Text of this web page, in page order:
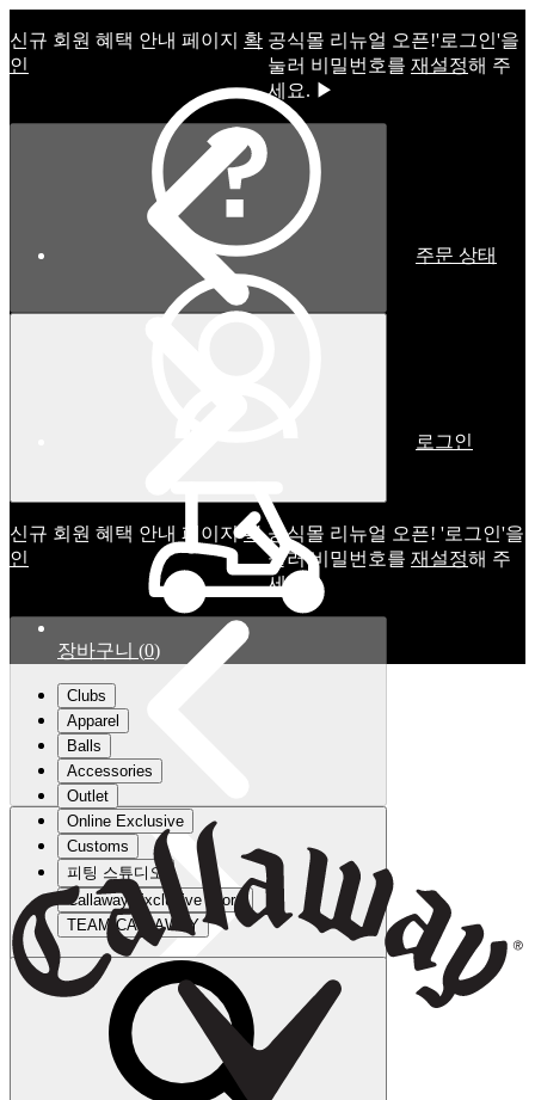
신규 회원 혜택 안내 페이지 확
인
공식몰 리뉴얼 오픈!ㅤ'로그인'을
눌러 비밀번호를 재설정해 주
세요. ▶
신규 회원 혜택 안내 페이지확
인
공식몰 리뉴얼 오픈! '로그인'을
눌러 비밀번호를 재설정해 주
세요.
주문 상태
로그인
장바구니 (0)
Clubs
Apparel
Balls
Accessories
Outlet
Online Exclusive
Customs
피팅 스튜디오
Callaway Exclusive Store
TEAM CALLAWAY